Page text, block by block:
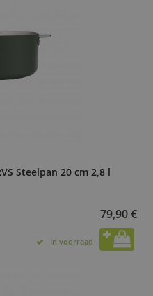
Steelpan 20 cm 2,8 l
79,90 €
In voorraad